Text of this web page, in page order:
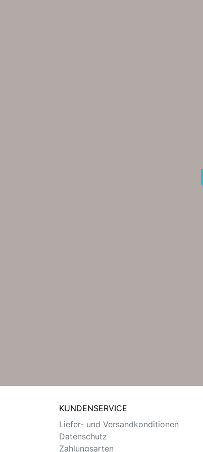
KUNDENSERVICE
Liefer- und Versandkonditionen
Datenschutz
Zahlungsarten